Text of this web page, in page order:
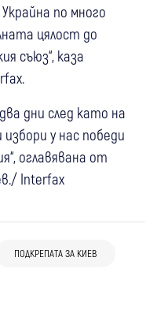
по много
цялост до
съюз“, каза
дни след като на
у нас победи
оглавявана от
Interfax
ПОДКРЕПАТА ЗА КИЕВ
да
на дронове
за